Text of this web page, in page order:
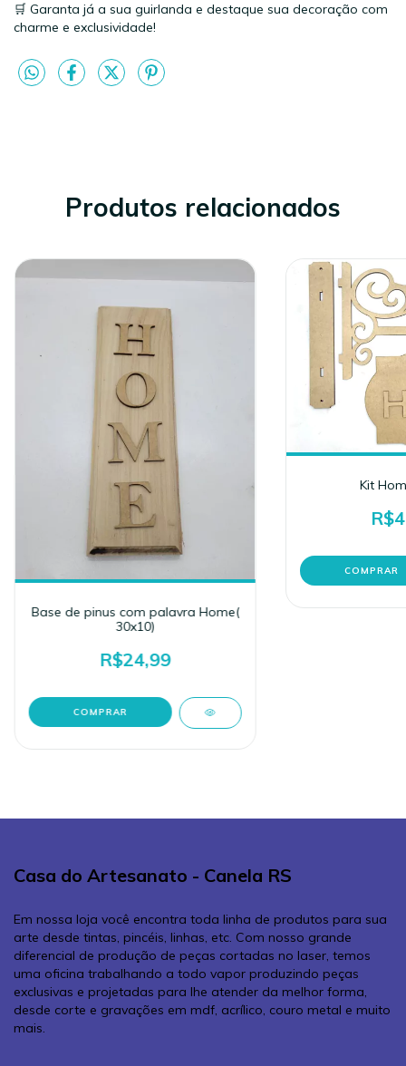
🛒 Garanta já a sua guirlanda e destaque sua decoração com
charme e exclusividade!
Produtos relacionados
Base de pinus com palavra Home(
30x10)
R$24,99
Kit
Casa do Artesanato - Canela RS
Em nossa loja você encontra toda linha de produtos para sua
arte desde tintas, pincéis, linhas, etc. Com nosso grande
diferencial de produção de peças cortadas no laser, temos
uma oficina trabalhando a todo vapor produzindo peças
exclusivas e projetadas para lhe atender da melhor forma,
desde corte e gravações em mdf, acrílico, couro metal e muito
mais.